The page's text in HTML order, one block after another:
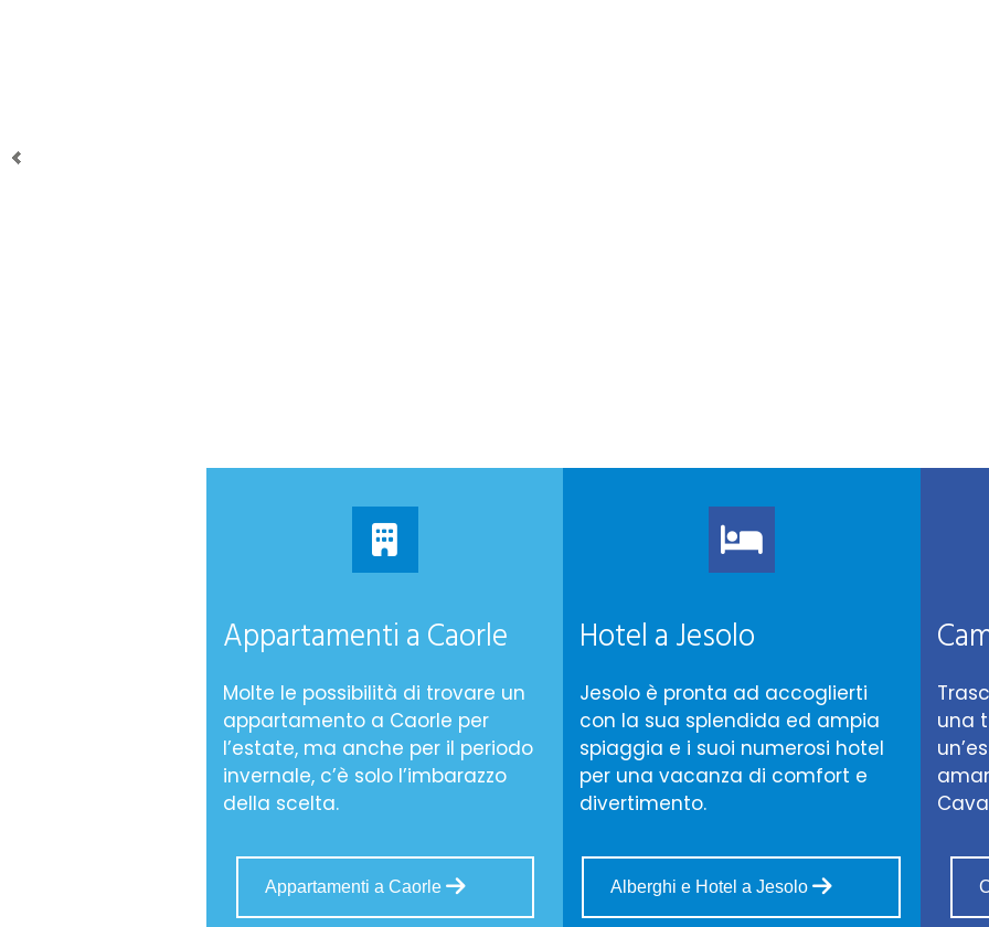
Appartamenti a Caorle
Molte le possibilità di trovare un
appartamento a Caorle per
l’estate, ma anche per il periodo
invernale, c’è solo l’imbarazzo
della scelta.
Appartamenti a Caorle
Hotel a Jesolo
Jesolo è pronta ad accoglierti
con la sua splendida ed ampia
spiaggia e i suoi numerosi hotel
per una vacanza di comfort e
divertimento.
Alberghi e Hotel a Jesolo
una